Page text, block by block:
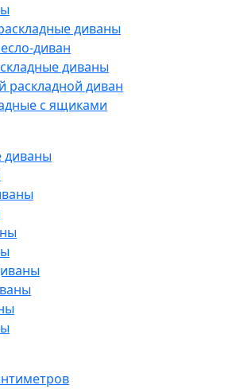
диваны
диван
диваны
раскладной диван
с ящиками
диваны